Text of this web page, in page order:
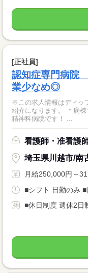
[正社員]
認知症専門病院
業少なめ◎
※この求人情報はディッ
紹介になります。 ＊病
精神科病院です！ ...
看護師・准看護
埼玉県川越市/南
月給250,000円～
■シフト 日勤のみ ■
■休日制度 週休2日